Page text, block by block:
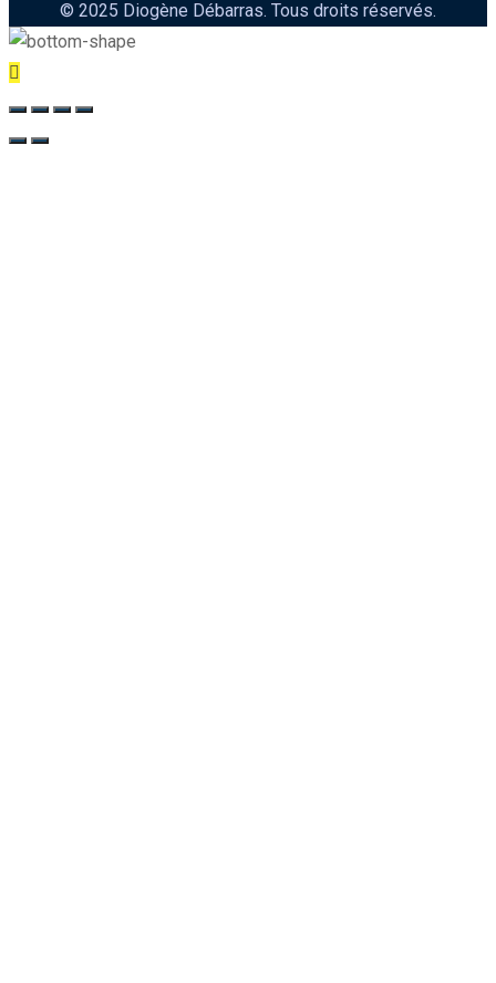
© 2025 Diogène Débarras. Tous droits réservés.